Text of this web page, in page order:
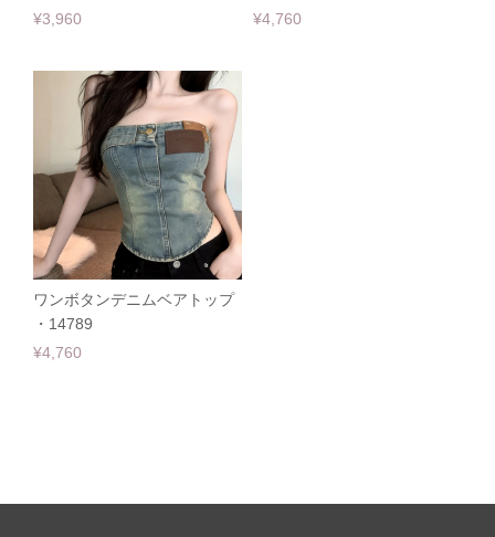
¥3,960
¥4,760
ワンボタンデニムベアトップ
・14789
¥4,760